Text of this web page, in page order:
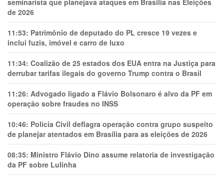
de 2026
11:53: Patrimônio de deputado do PL cresce 19 vezes e
inclui fuzis, imóvel e carro de luxo
11:34: Coalizão de 25 estados dos EUA entra na Justiça para
derrubar tarifas ilegais do governo Trump contra o Brasil
11:26: Advogado ligado a Flávio Bolsonaro é alvo da PF em
operação sobre fraudes no INSS
10:46: Polícia Civil deflagra operação contra grupo suspeito
de planejar atentados em Brasília para as eleições de 2026
08:35: Ministro Flávio Dino assume relatoria de investigação
da PF sobre Lulinha